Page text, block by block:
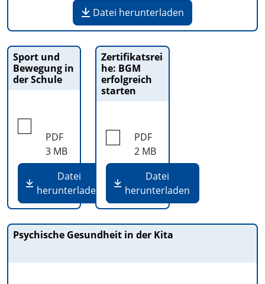
Datei herunterladen
Sport und
Bewegung in
der Schule
PDF
3 MB
Datei
herunterladen
Zertifikatsrei
he: BGM
erfolgreich
starten
PDF
2 MB
Datei
herunterladen
Psychische Gesundheit in der Kita